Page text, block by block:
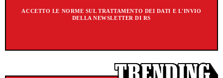
ACCETTO LE NORME SUL TRATTAMENTO DEI DATI E L'INVIO
DELLA NEWSLETTER DI RS